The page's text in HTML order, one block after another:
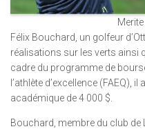
Félix Bouchard, un golfeur
réalisations sur les verts ainsi
cadre du programme de
l’athlète d’excellence (FAEQ),
académique de 4 000 $.
Bouchard, membre du club de